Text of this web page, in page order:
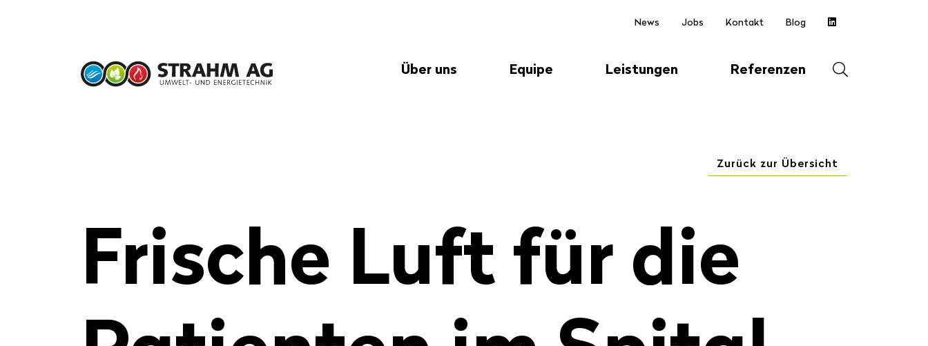
News Jobs Kontakt Blog
Suche
Über uns Equipe Leistungen Referenzen
starten
Zurück zur Übersicht
Frische Luft für die